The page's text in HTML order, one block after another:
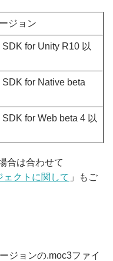
ジョン
for Unity R10 以
for Native beta
for Web beta 4 以
合は合わせて
クトに関して 」もご
ジョンの.moc3ファイ